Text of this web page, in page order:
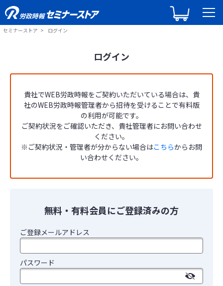
セミナーストア ログイン
ログイン
貴社でWEB労政時報をご契約いただいている場合は、貴
社のWEB労政時報管理者から招待を受けることで有料版
の利用が可能です。
ご契約状況をご確認いただき、貴社管理者にお問い合わせ
ください。
※ご契約状況・管理者が分からない場合はこちらからお問
い合わせください。
無料・有料会員にご登録済みの方
ご登録メールアドレス
パスワード